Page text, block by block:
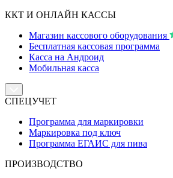
ККТ И ОНЛАЙН КАССЫ
Магазин кассового оборудования
Бесплатная кассовая программа
Касса на Андроид
Мобильная касса
СПЕЦУЧЕТ
Программа для маркировки
Маркировка под ключ
Программа ЕГАИС для пива
ПРОИЗВОДСТВО